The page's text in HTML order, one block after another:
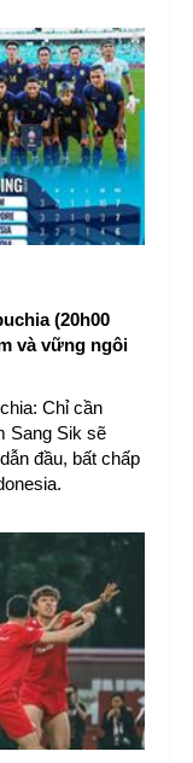
(20h00
và vững ngôi
Chỉ cần
Sang Sik sẽ
đầu, bất chấp